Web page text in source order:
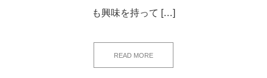
も興味を持って […]
READ MORE